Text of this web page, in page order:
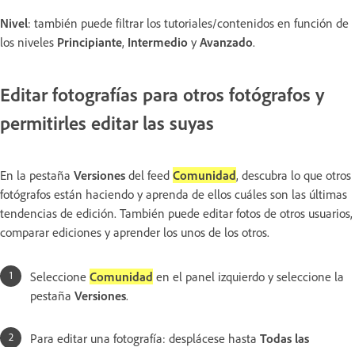
Nivel: también puede filtrar los tutoriales/contenidos en función de
los niveles Principiante, Intermedio y Avanzado.
Editar fotografías para otros fotógrafos y
permitirles editar las suyas
En la pestaña Versiones del feed Comunidad, descubra lo que otros
fotógrafos están haciendo y aprenda de ellos cuáles son las últimas
tendencias de edición. También puede editar fotos de otros usuarios,
comparar ediciones y aprender los unos de los otros.
Seleccione Comunidad en el panel izquierdo y seleccione la
pestaña Versiones.
Para editar una fotografía: desplácese hasta Todas las